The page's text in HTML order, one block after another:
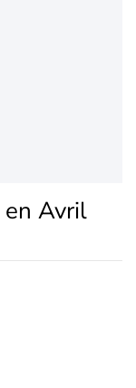
en Avril